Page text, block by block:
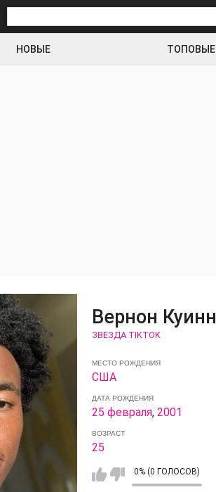
НОВЫЕ ТОПОВЫЕ
Вернон Куинн
ЗВЕЗДА TIKTOK
МЕСТО РОЖДЕНИЯ
США
ДАТА РОЖДЕНИЯ
25 февраля, 2001
ВОЗРАСТ
25
0% (0 ГОЛОСОВ)